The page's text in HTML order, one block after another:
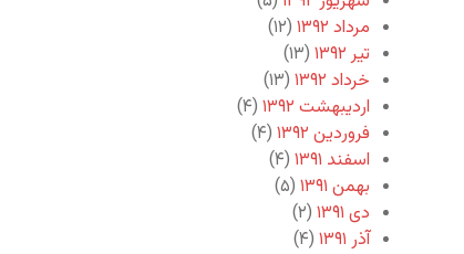
مرداد ۱۳۹۲
(۱۲)
تیر ۱۳۹۲
(۱۳)
خرداد ۱۳۹۲
(۱۳)
اردیبهشت ۱۳۹۲
(۴)
فروردین ۱۳۹۲
(۴)
اسفند ۱۳۹۱
(۴)
بهمن ۱۳۹۱
(۵)
دی ۱۳۹۱
(۲)
آذر ۱۳۹۱
(۴)